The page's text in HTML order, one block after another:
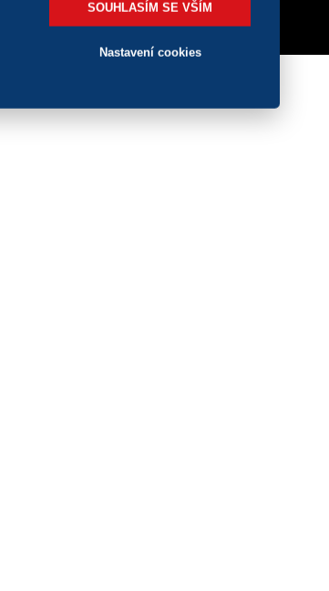
SOUHLASÍM SE VŠÍM
Nastavení cookies